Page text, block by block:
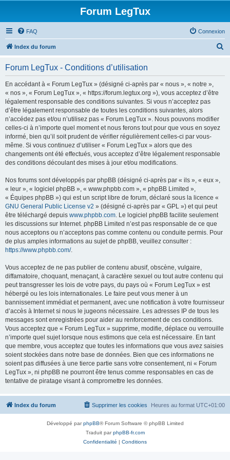
Forum LegTux
FAQ Connexion
Index du forum
Forum LegTux - Conditions d’utilisation
En accédant à « Forum LegTux » (désigné ci-après par « nous », « notre »,
« nos », « Forum LegTux », « https://forum.legtux.org »), vous acceptez d’être
légalement responsable des conditions suivantes. Si vous n’acceptez pas
d’être légalement responsable de toutes les conditions suivantes, alors
n’accédez pas et/ou n’utilisez pas « Forum LegTux ». Nous pouvons modifier
celles-ci à n’importe quel moment et nous ferons tout pour que vous en soyez
informé, bien qu’il soit prudent de vérifier régulièrement celles-ci par vous-
même. Si vous continuez d’utiliser « Forum LegTux » alors que des
changements ont été effectués, vous acceptez d’être légalement responsable
des conditions découlant des mises à jour et/ou modifications.
Nos forums sont développés par phpBB (désigné ci-après par « ils », « eux »,
« leur », « logiciel phpBB », « www.phpbb.com », « phpBB Limited »,
« Équipes phpBB ») qui est un script libre de forum, déclaré sous la licence «
GNU General Public License v2 » (désigné ci-après par « GPL ») et qui peut
être téléchargé depuis www.phpbb.com. Le logiciel phpBB facilite seulement
les discussions sur Internet. phpBB Limited n’est pas responsable de ce que
nous acceptons ou n’acceptons pas comme contenu ou conduite permis. Pour
de plus amples informations au sujet de phpBB, veuillez consulter :
https://www.phpbb.com/.
Vous acceptez de ne pas publier de contenu abusif, obscène, vulgaire,
diffamatoire, choquant, menaçant, à caractère sexuel ou tout autre contenu qui
peut transgresser les lois de votre pays, du pays où « Forum LegTux » est
hébergé ou les lois internationales. Le faire peut vous mener à un
bannissement immédiat et permanent, avec une notification à votre fournisseur
d’accès à Internet si nous le jugeons nécessaire. Les adresses IP de tous les
messages sont enregistrées pour aider au renforcement de ces conditions.
Vous acceptez que « Forum LegTux » supprime, modifie, déplace ou verrouille
n’importe quel sujet lorsque nous estimons que cela est nécessaire. En tant
que membre, vous acceptez que toutes les informations que vous avez saisies
soient stockées dans notre base de données. Bien que ces informations ne
soient pas diffusées à une tierce partie sans votre consentement, ni « Forum
LegTux », ni phpBB ne pourront être tenus comme responsables en cas de
tentative de piratage visant à compromettre les données.
Index du forum Heures au format UTC+01:00
Supprimer les cookies
Développé parphpBB® Forum Software © phpBB Limited
Traduit parphpBB-fr.com
Confidentialité | Conditions